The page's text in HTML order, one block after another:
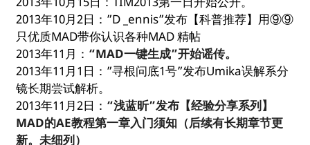
2013年10月2日：”D _ennis”发布【科普推荐】用⑨⑨
只优质MAD带你认识各种MAD 精帖
2013年11月： “MAD一键生成”开始谣传。
2013年11月1日：”寻根问底1号”发布Umika误解系分
镜长期尝试解析。
2013年11月2日： “浅蓝昕”发布【经验分享系列】
MAD的AE教程第一章入门须知（后续有长期章节更
新。未细列）